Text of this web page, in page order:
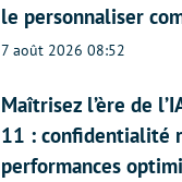
le personnaliser
7 août 2026 08:52
Maîtrisez l’ère de
11 : confidentialité
performances